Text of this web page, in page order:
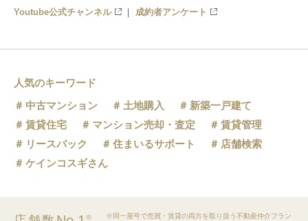
Youtube公式チャンネル
成約者アンケート
人気のキーワード
中古マンション
土地購入
新築一戸建て
賃貸住宅
マンション売却・査定
賃貸管理
リースバック
住まいるサポート
店舗検索
ケインコスギさん
※ ※同一屋号で売買・賃貸の両方を取り扱う不動産仲介フラン